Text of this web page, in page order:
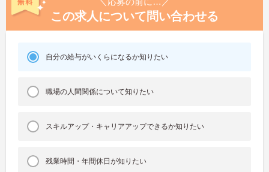
この求人について問い合わせる
自分の給与がいくらになるか知りたい
職場の人間関係について知りたい
スキルアップ・キャリアアップできるか知りたい
残業時間・年間休日が知りたい